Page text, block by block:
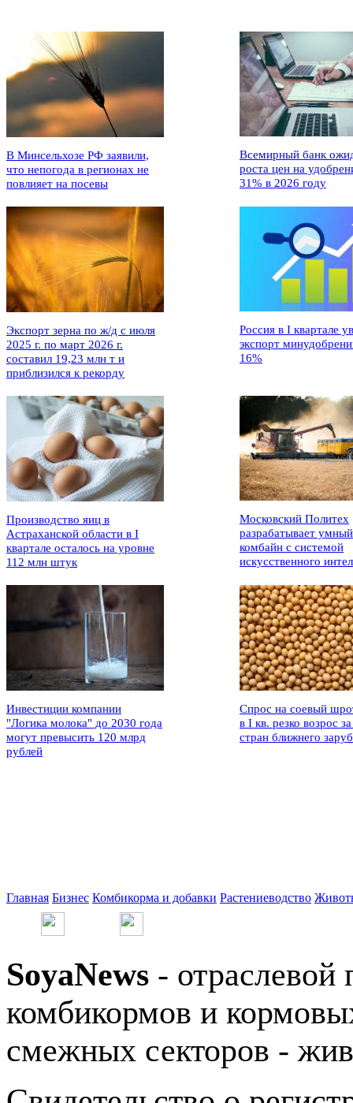
В Минсельхозе РФ заявили,
что непогода в регионах не
повлияет на посевы
Всемирный банк
роста цен на
31% в 2026 году
Экспорт зерна по ж/д с июля
2025 г. по март 2026 г.
составил 19,23 млн т и
приблизился к рекорду
Россия в I квартале
экспорт
16%
Производство яиц в
Астраханской области в I
квартале осталось на уровне
112 млн штук
Московский Политех
разрабатывает умный
комбайн с системой
искусственного
Инвестиции компании
"Логика молока" до 2030 года
могут превысить 120 млрд
рублей
Спрос на соевый
в I кв. резко возрос
стран ближнего
Главная Бизнес Комбикорма и добавки Растениеводство
SoyaNews - отраслевой
комбикормов и
смежных секторов -